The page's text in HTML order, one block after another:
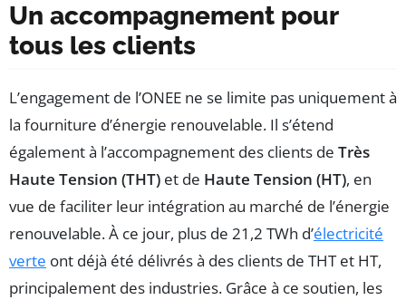
Un accompagnement pour
tous les clients
L’engagement de l’ONEE ne se limite pas uniquement à
la fourniture d’énergie renouvelable. Il s’étend
également à l’accompagnement des clients de Très
Haute Tension (THT) et de Haute Tension (HT), en
vue de faciliter leur intégration au marché de l’énergie
renouvelable. À ce jour, plus de 21,2 TWh d’électricité
verte ont déjà été délivrés à des clients de THT et HT,
principalement des industries. Grâce à ce soutien, les